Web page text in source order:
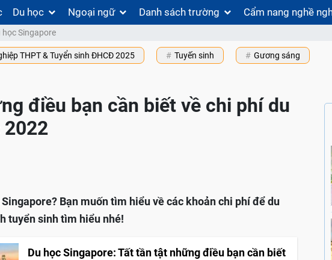
Du học Ngoại ngữ Danh sách trường Cẩm nang nghề
Singapore
THPT & Tuyển sinh ĐHCĐ 2025 Tuyến sinh Gương sáng
điều bạn cần biết về chi phí du
2022
Bạn muốn tìm hiểu về các khoản chi phí để du
tuyển sinh tìm hiểu nhé!
Du học Singapore: Tất tần tật những điều bạn cần biết